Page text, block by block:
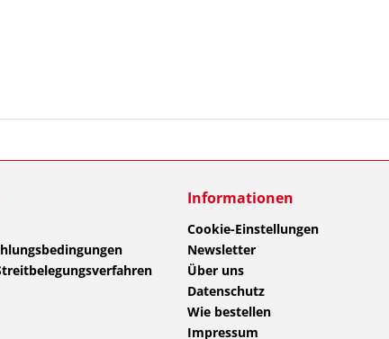
Informationen
Cookie-Einstellungen
Newsletter
Über uns
Datenschutz
Wie bestellen
Impressum